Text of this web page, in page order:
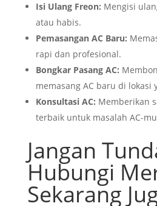
Isi Ulang Freon: Mengisi
atau habis.
Pemasangan AC Baru:
rapi dan profesional.
Bongkar Pasang AC:
memasang AC baru di lokasi
Konsultasi AC: Memberikan
terbaik untuk masalah AC-
Jangan
Hubungi
Sekarang